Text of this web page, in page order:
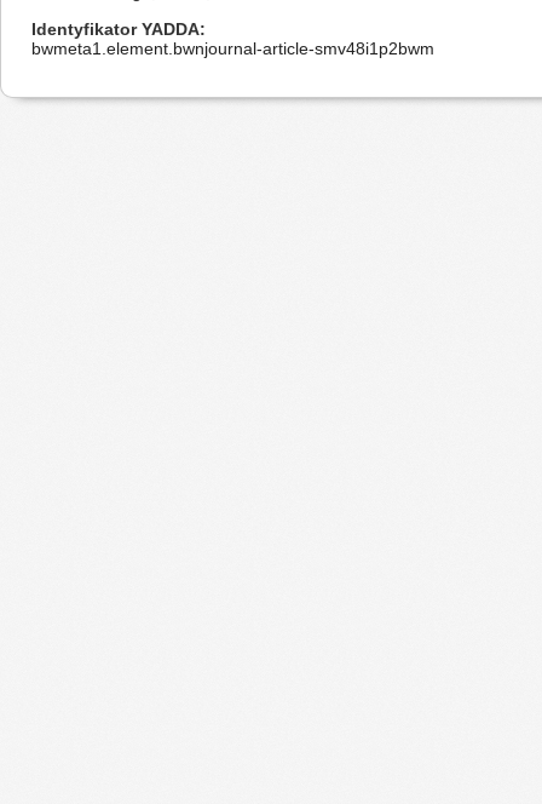
Identyfikator YADDA
bwmeta1.element.bwnjournal-article-smv48i1p2bwm